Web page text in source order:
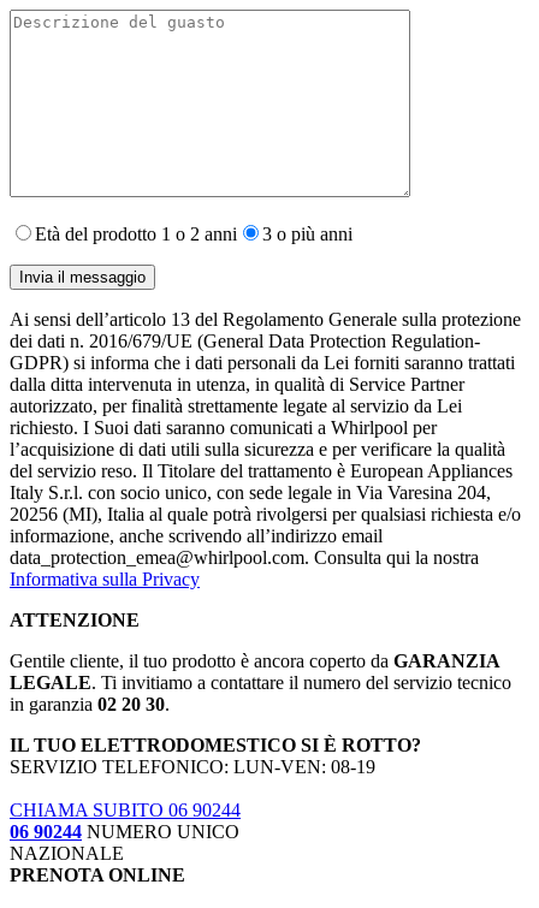
Età del prodotto 1 o 2 anni 3 o più anni
Ai sensi dell’articolo 13 del Regolamento Generale sulla protezione
dei dati n. 2016/679/UE (General Data Protection Regulation-
GDPR) si informa che i dati personali da Lei forniti saranno​ trattati
dalla ditta intervenuta in utenza,​ in qualità di Service Partner
autorizzato, per finalità strettamente legate al servizio da Lei
richiesto. I S​uoi dati saranno comunicati a Whirlpool per
l’acquisizione di dati utili sulla sicurezza e per verificare la qualità
del servizio reso. Il Titolare del trattamento è European Appliances
Italy S.r.l. con socio unico, con sede legale in Via Varesina 204,
20256 (MI), Italia al quale potrà rivolgersi per qualsiasi richiesta e/o
informazione, anche scrivendo all’indirizzo email
data_protection_emea@whirlpool.com. Consulta qui la nostra
Informativa sulla Privacy
ATTENZIONE
Gentile cliente, il tuo prodotto è ancora coperto da GARANZIA
LEGALE. Ti invitiamo a contattare il numero del servizio tecnico
in garanzia 02 20 30.
IL TUO ELETTRODOMESTICO SI È ROTTO?
SERVIZIO TELEFONICO: LUN-VEN: 08-19
CHIAMA SUBITO 06 90244
06 90244 NUMERO UNICO
NAZIONALE
PRENOTA ONLINE